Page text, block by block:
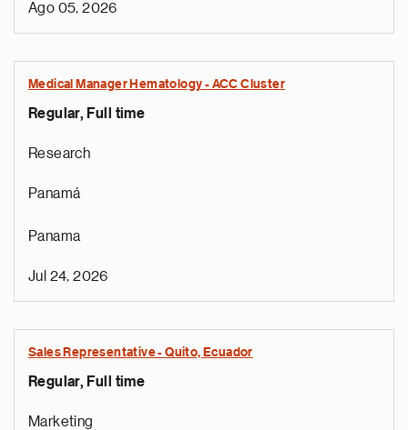
Ago 05, 2026
Medical Manager Hematology - ACC Cluster
Regular, Full time
Research
Panamá
Panama
Jul 24, 2026
Sales Representative - Quito, Ecuador
Regular, Full time
Marketing